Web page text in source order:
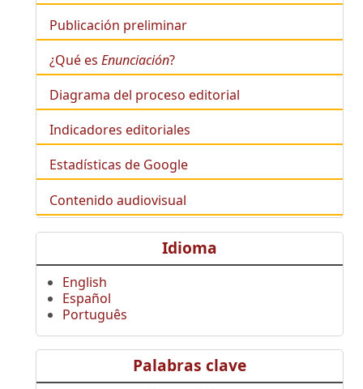
Publicación preliminar
¿Qué es Enunciación?
Diagrama del proceso editorial
Indicadores editoriales
Estadísticas de Google
Contenido audiovisual
Idioma
English
Español
Português
Palabras clave